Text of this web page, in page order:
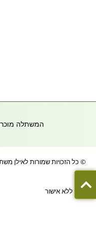
המשתלה מוכרת
© כל הזכויות שמורות לאילן
הדף ללא אישור